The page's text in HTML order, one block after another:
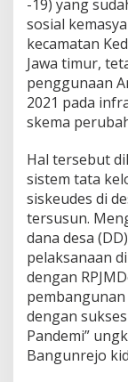
-19) yang
sosial
kecamatan
Jawa timur,
penggunaan
2021 pada
skema
Hal tersebut
sistem tata
siskeudes di
tersusun.
dana desa
pelaksanaan
dengan
dengan
Pandemi”
Bangunrejo